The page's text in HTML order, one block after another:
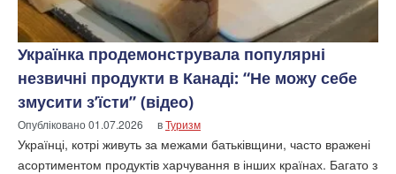
Українка продемонструвала популярні
незвичні продукти в Канаді: “Не можу себе
змусити з’їсти” (відео)
Опубліковано01.07.2026 вТуризм
Українці, котрі живуть за межами батьківщини, часто вражені
асортиментом продуктів харчування в інших країнах. Багато з